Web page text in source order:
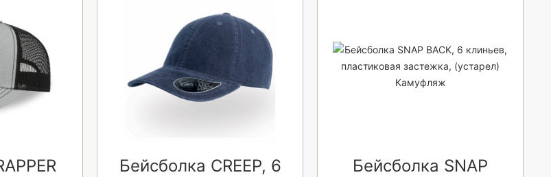
Бейсболка CREEP, 6
Бейсболка SNAP